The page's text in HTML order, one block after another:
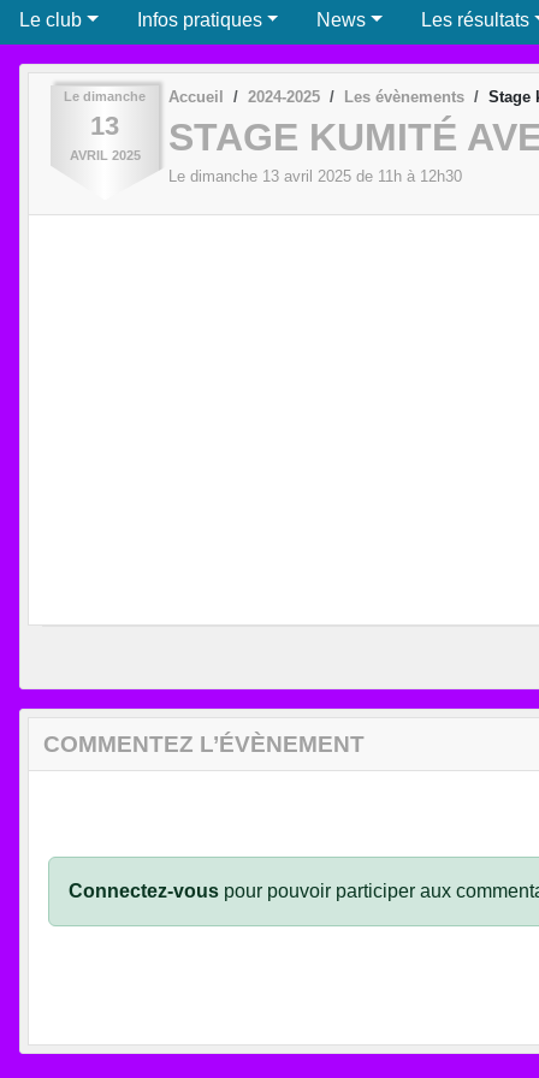
Le club Infos pratiques News Les résultats
Le dimanche
13
AVRIL 2025
Accueil 2024-2025 Les évènements Stage
STAGE KUMITÉ
Le dimanche 13 avril 2025 de 11h à 12h30
COMMENTEZ L’ÉVÈNEMENT
Connectez-vous pour pouvoir participer aux